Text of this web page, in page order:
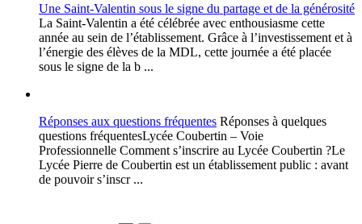
Une Saint-Valentin sous le signe du partage et de la générosité
La Saint-Valentin a été célébrée avec enthousiasme cette
année au sein de l’établissement. Grâce à l’investissement et à
l’énergie des élèves de la MDL, cette journée a été placée
sous le signe de la b ...
Réponses aux questions fréquentes Réponses à quelques
questions fréquentesLycée Coubertin – Voie
Professionnelle Comment s’inscrire au Lycée Coubertin ?Le
Lycée Pierre de Coubertin est un établissement public : avant
de pouvoir s’inscr ...